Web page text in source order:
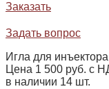
Заказать
Задать вопрос
Игла для
Цена 1 500 руб. с
в наличии 14 шт.